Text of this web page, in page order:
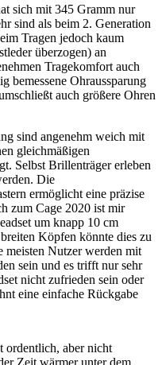
sich mit 345 Gramm nur
sind als beim 2. Generation
Tragen jedoch kaum
überzogen) an
Tragekomfort auch
bemessene Ohraussparung
auch größere Ohren
sind angenehm weich mit
gleichmäßigen
Selbst Brillenträger erleben
Die
ermöglicht eine präzise
zum Cage 2020 ist mir
um knapp 10 cm
Köpfen könnte dies zu
meisten Nutzer werden mit
sein und es trifft nur sehr
nicht zufrieden sein oder
eine einfache Rückgabe
ordentlich, aber nicht